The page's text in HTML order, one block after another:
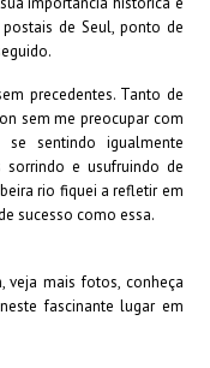
de Seul, ponto de
precedentes. Tanto de
sem me preocupar com
se sentindo igualmente
sorrindo e usufruindo de
rio fiquei a refletir em
sucesso como essa.
veja mais fotos, conheça
fascinante lugar em